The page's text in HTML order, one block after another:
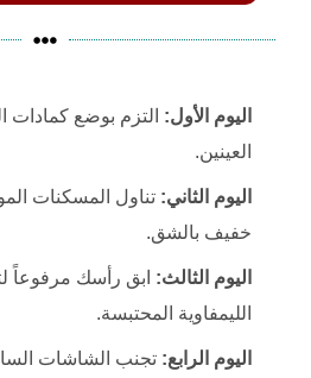
اليوم الأول: التزم بوضع كمادات
العينين.
اليوم الثاني: تناول المسكنات
خفيف بالشق.
اليوم الثالث: ابق رأسك مرفوعاً
الليمفاوية المحتبسة.
اليوم الرابع: تجنب الشاشات